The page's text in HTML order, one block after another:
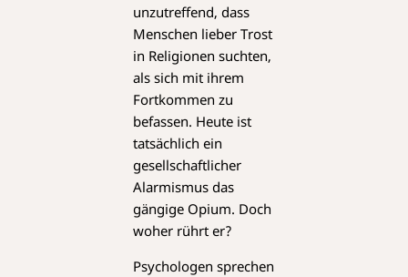
unzutreffend, dass
Menschen lieber Trost
in Religionen suchten,
als sich mit ihrem
Fortkommen zu
befassen. Heute ist
tatsächlich ein
gesellschaftlicher
Alarmismus das
gängige Opium. Doch
woher rührt er?
Psychologen sprechen